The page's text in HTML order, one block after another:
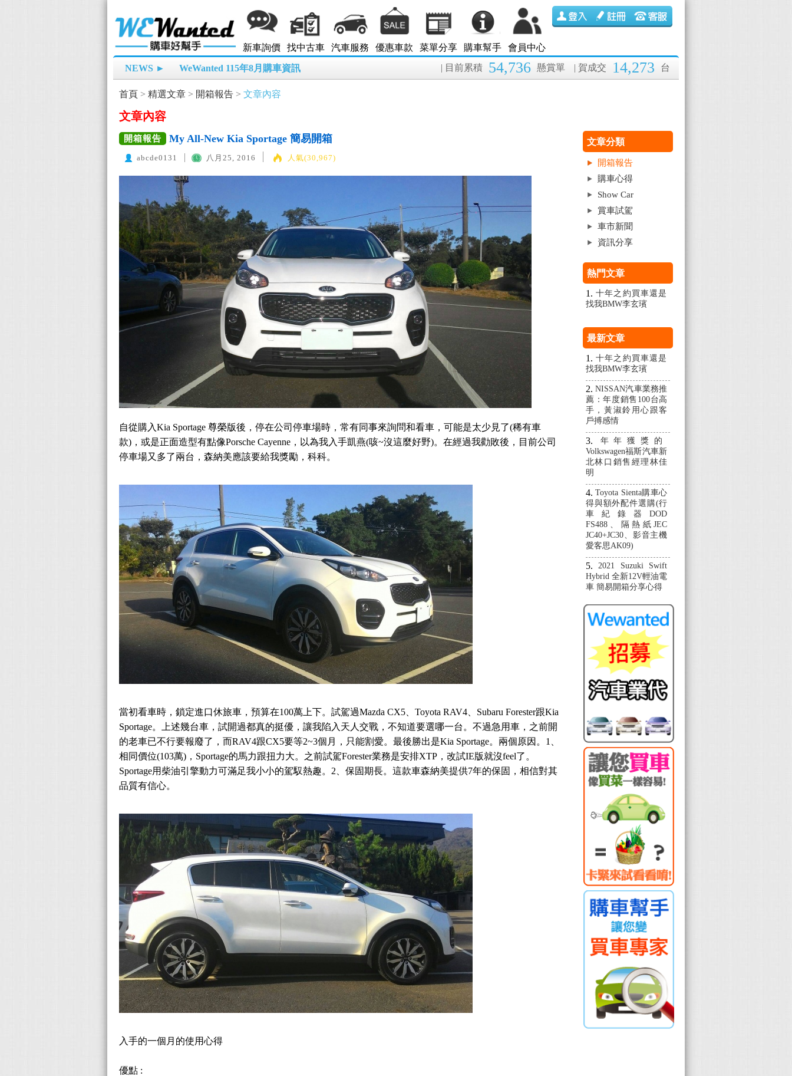
新車詢價 找中古車 汽車服務 優惠車款 菜單分享 購車幫手 會員中心
NEWS ► WeWanted 115年8月購車資訊 | 賀成交 14,273 台
| 目前累積 54,736 懸賞單
首頁 > 精選文章 > 開箱報告 > 文章內容
文章內容
開箱報告 My All-New Kia Sportage 簡易開箱
abcde0131 八月25, 2016 人氣(30,967)
自從購入Kia Sportage 尊榮版後，停在公司停車場時，常有同事來詢問和看車，可能是太少見了(稀有車
款)，或是正面造型有點像Porsche Cayenne，以為我入手凱燕(咳~沒這麼好野)。在經過我勸敗後，目前公司
停車場又多了兩台，森納美應該要給我獎勵，科科。
當初看車時，鎖定進口休旅車，預算在100萬上下。試駕過Mazda CX5、Toyota RAV4、Subaru Forester跟Kia
Sportage。上述幾台車，試開過都真的挺優，讓我陷入天人交戰，不知道要選哪一台。不過急用車，之前開
的老車已不行要報廢了，而RAV4跟CX5要等2~3個月，只能割愛。最後勝出是Kia Sportage。兩個原因。1、
相同價位(103萬)，Sportage的馬力跟扭力大。之前試駕Forester業務是安排XTP，改試IE版就沒feel了。
Sportage用柴油引擎動力可滿足我小小的駕馭熱趣。2、保固期長。這款車森納美提供7年的保固，相信對其
品質有信心。
入手的一個月的使用心得
優點 :
文章分類
開箱報告
購車心得
Show Car
賞車試駕
車市新聞
資訊分享
熱門文章
十年之約買車還是
找我BMW李玄璸
最新文章
十年之約買車還是
找我BMW李玄璸
NISSAN汽車業務推
薦：年度銷售100台高
手，黃淑鈴用心跟客
戶搏感情
年年獲獎的
Volkswagen福斯汽車新
北林口銷售經理林佳
明
Toyota Sienta購車心
得與額外配件選購(行
車紀錄器DOD
FS488、隔熱紙JEC
JC40+JC30、影音主機
愛客思AK09)
2021 Suzuki Swift
Hybrid 全新12V輕油電
車 簡易開箱分享心得